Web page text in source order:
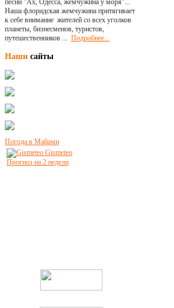
песни "Ах, Одесса, жемчужина у моря"...
Наша флоридская жемчужина притягивает
к себе внимание жителей со всех уголков
планеты, бизнесменов, туристов,
путешественников ... Подробнее...
Наши сайты
Погода в Майами
Gismeteo
Прогноз на 2 недели